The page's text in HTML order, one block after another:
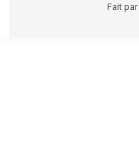
Fait par